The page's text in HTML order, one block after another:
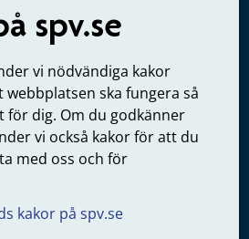
spv.se
vi nödvändiga kakor
webbplatsen ska fungera så
för dig. Om du godkänner
vi också kakor för att du
med oss och för
kakor på spv.se
av tjänstepension från statlig